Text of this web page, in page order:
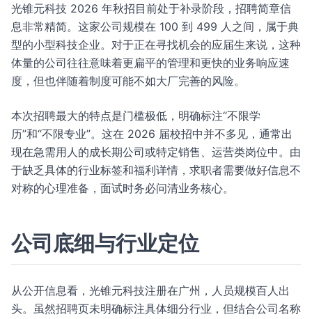
光锥元科技 2026 年秋招目前处于补录阶段，招聘简章信
息非常精简。这家公司规模在 100 到 499 人之间，属于典
型的小型科技企业。对于正在寻找机会的应届生来说，这种
体量的公司往往意味着更扁平的管理和更快的业务响应速
度，但也伴随着制度可能不如大厂完善的风险。
本次招聘最大的特点是门槛极低，明确标注“不限学
历”和“不限专业”。这在 2026 届校招中并不多见，通常出
现在急需用人的成长期公司或特定销售、运营类岗位中。由
于缺乏具体的行业标签和福利详情，求职者需要做好信息不
对称的心理准备，面试时务必问清业务核心。
公司底细与行业定位
从公开信息看，光锥元科技注册在广州，人员规模百人出
头。虽然招聘页未明确标注具体细分行业，但结合公司名称